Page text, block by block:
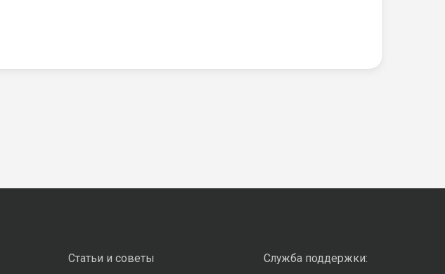
Статьи и советы Служба поддержки: